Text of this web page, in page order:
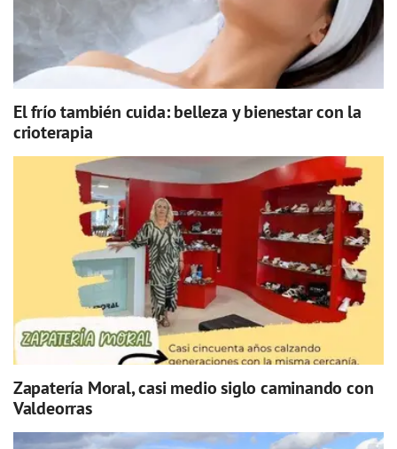
El frío también cuida: belleza y bienestar con la
crioterapia
Zapatería Moral, casi medio siglo caminando con
Valdeorras